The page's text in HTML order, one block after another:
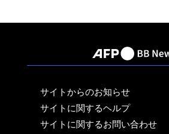
サイトからのお知らせ
サイトに関するヘルプ
サイトに関するお問い合わせ